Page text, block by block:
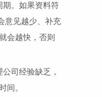
期。如果资料符
意见越少、补充
会越快，否则
司经验缺乏，
间。